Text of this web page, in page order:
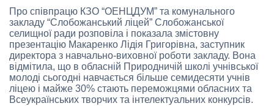
Про співпрацю КЗО “ОЕНЦДУМ” та комунального
закладу “Слобожанський ліцей” Слобожанської
селищної ради розповіла і показала змістовну
презентацію Макаренко Лідія Григорівна, заступник
директора з навчально-виховної роботи закладу. Вона
відмітила, що в обласній Природничій школі учнівської
молоді сьогодні навчається більше семидесяти учнів
ліцею і майже 30% стають переможцями обласних та
Всеукраїнських творчих та інтелектуальних конкурсів.